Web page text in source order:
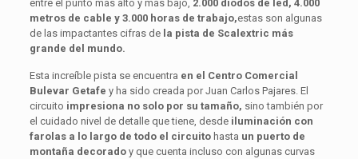
entre el punto más alto y más bajo, 2.000 diodos de led, 4.000
metros de cable y 3.000 horas de trabajo,estas son algunas
de las impactantes cifras de la pista de Scalextric más
grande del mundo.
Esta increíble pista se encuentra en el Centro Comercial
Bulevar Getafe y ha sido creada por Juan Carlos Pajares. El
circuito impresiona no solo por su tamaño, sino también por
el cuidado nivel de detalle que tiene, desde iluminación con
farolas a lo largo de todo el circuitohasta un puerto de
montaña decoradoy que cuenta incluso con algunas curvas